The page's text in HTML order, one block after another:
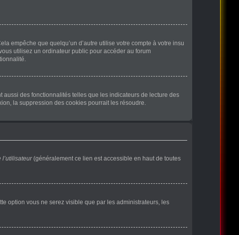
empêche que quelqu’un d’autre utilise votre compte à votre insu
utilisez un ordinateur public pour accéder au forum
des fonctionnalités telles que les indicateurs de lecture des
la suppression des cookies pourrait les résoudre.
(généralement ce lien est accessible en haut de toutes
option vous ne serez visible que par les administrateurs, les